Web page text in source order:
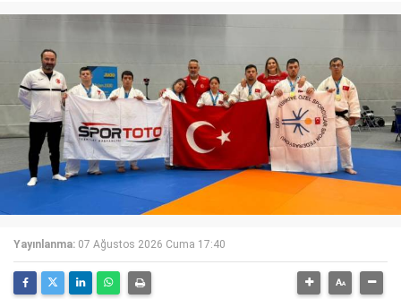
Yayınlanma: 07 Ağustos 2026 Cuma 17:40